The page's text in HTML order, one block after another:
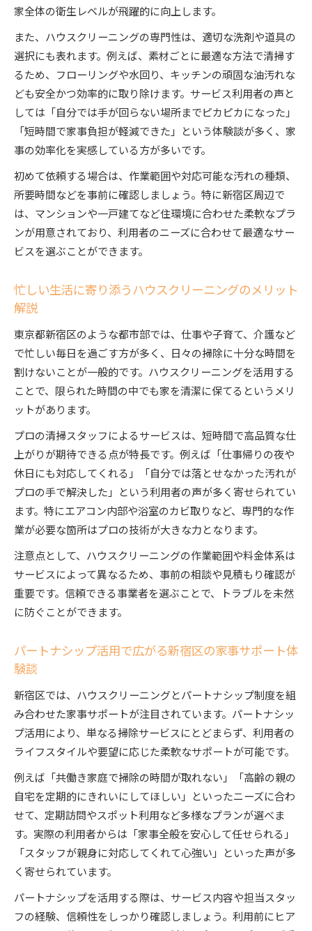
ハウスクリーニング利用者のリアルな口コミと
体験談
パートナシップ選択の際に重視すべき清掃範囲
家事負担を軽減したい方におすすめの清掃サポート
とは
ハウスクリーニングが叶える家事負担軽減の仕
組み
忙しい女性に人気の清掃サポート活用事例を紹
介
プロによるハウスクリーニングのおすすめポイ
ント
マンション居住者向け家事サポートの選び方
パートナシップで広がる清掃サポートの活用法
底解説
範囲
プロ技術で落とす頑固な汚れのクリーニング事
例
キッチンやトイレも安心なハウスクリーニング
の対応範囲
マンションや一戸建て対応の清掃サービス比較
パートナシップと連携した作業内容の詳細を解
説
ハウスクリーニング依頼時のチェックポイントと注
意点
項
作業時間や利用条件をしっかり把握する方法
パートナシップとの調整で失敗しない依頼手順
キャンセルや作業範囲外対応の留意点
魅力
パートナシップ活用で実現する快適な暮らしの
秘訣
ハウスクリーニング利用で感じる日常の変化と
満足度
家事サポートが生み出す家族との時間創出のポ
イント
パートナシップと清掃サービスの組み合わせ効
果
ハウスクリーニングの継続利用で得られる安心
家全体の衛生レベルが飛躍的に向上します。
また、ハウスクリーニングの専門性は、適切な洗剤や道具の
選択にも表れます。例えば、素材ごとに最適な方法で清掃す
るため、フローリングや水回り、キッチンの頑固な油汚れな
ども安全かつ効率的に取り除けます。サービス利用者の声と
しては「自分では手が回らない場所までピカピカになった」
「短時間で家事負担が軽減できた」という体験談が多く、家
事の効率化を実感している方が多いです。
初めて依頼する場合は、作業範囲や対応可能な汚れの種類、
所要時間などを事前に確認しましょう。特に新宿区周辺で
は、マンションや一戸建てなど住環境に合わせた柔軟なプラ
ンが用意されており、利用者のニーズに合わせて最適なサー
ビスを選ぶことができます。
忙しい生活に寄り添うハウスクリーニングのメリット
解説
東京都新宿区のような都市部では、仕事や子育て、介護など
で忙しい毎日を過ごす方が多く、日々の掃除に十分な時間を
割けないことが一般的です。ハウスクリーニングを活用する
ことで、限られた時間の中でも家を清潔に保てるというメリ
ットがあります。
プロの清掃スタッフによるサービスは、短時間で高品質な仕
上がりが期待できる点が特長です。例えば「仕事帰りの夜や
休日にも対応してくれる」「自分では落とせなかった汚れが
プロの手で解決した」という利用者の声が多く寄せられてい
ます。特にエアコン内部や浴室のカビ取りなど、専門的な作
業が必要な箇所はプロの技術が大きな力となります。
注意点として、ハウスクリーニングの作業範囲や料金体系は
サービスによって異なるため、事前の相談や見積もり確認が
重要です。信頼できる事業者を選ぶことで、トラブルを未然
に防ぐことができます。
パートナシップ活用で広がる新宿区の家事サポート体
験談
新宿区では、ハウスクリーニングとパートナシップ制度を組
み合わせた家事サポートが注目されています。パートナシッ
プ活用により、単なる掃除サービスにとどまらず、利用者の
ライフスタイルや要望に応じた柔軟なサポートが可能です。
例えば「共働き家庭で掃除の時間が取れない」「高齢の親の
自宅を定期的にきれいにしてほしい」といったニーズに合わ
せて、定期訪問やスポット利用など多様なプランが選べま
す。実際の利用者からは「家事全般を安心して任せられる」
「スタッフが親身に対応してくれて心強い」といった声が多
く寄せられています。
パートナシップを活用する際は、サービス内容や担当スタッ
フの経験、信頼性をしっかり確認しましょう。利用前にヒア